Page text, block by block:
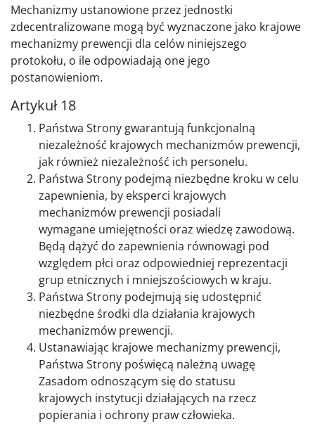
Mechanizmy ustanowione przez jednostki
zdecentralizowane mogą być wyznaczone jako krajowe
mechanizmy prewencji dla celów niniejszego
protokołu, o ile odpowiadają one jego
postanowieniom.
Artykuł 18
Państwa Strony gwarantują funkcjonalną
niezależność krajowych mechanizmów prewencji,
jak również niezależność ich personelu.
Państwa Strony podejmą niezbędne kroku w celu
zapewnienia, by eksperci krajowych
mechanizmów prewencji posiadali
wymagane umiejętności oraz wiedzę zawodową.
Będą dążyć do zapewnienia równowagi pod
względem płci oraz odpowiedniej reprezentacji
grup etnicznych i mniejszościowych w kraju.
Państwa Strony podejmują się udostępnić
niezbędne środki dla działania krajowych
mechanizmów prewencji.
Ustanawiając krajowe mechanizmy prewencji,
Państwa Strony poświęcą należną uwagę
Zasadom odnoszącym się do statusu
krajowych instytucji działających na rzecz
popierania i ochrony praw człowieka.